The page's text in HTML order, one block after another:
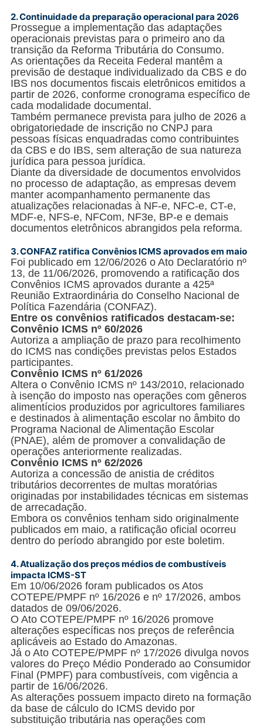
2.Continuidade da preparação operacional para 2026
Prossegue a implementação das adaptações
operacionais previstas para o primeiro ano da
transição da Reforma Tributária do Consumo.
As orientações da Receita Federal mantêm a
previsão de destaque individualizado da CBS e do
IBS nos documentos fiscais eletrônicos emitidos a
partir de 2026, conforme cronograma específico de
cada modalidade documental.
Também permanece prevista para julho de 2026 a
obrigatoriedade de inscrição no CNPJ para
pessoas físicas enquadradas como contribuintes
da CBS e do IBS, sem alteração de sua natureza
jurídica para pessoa jurídica.
Diante da diversidade de documentos envolvidos
no processo de adaptação, as empresas devem
manter acompanhamento permanente das
atualizações relacionadas à NF-e, NFC-e, CT-e,
MDF-e, NFS-e, NFCom, NF3e, BP-e e demais
documentos eletrônicos abrangidos pela reforma.
3.CONFAZ ratifica Convênios ICMS aprovados em maio
Foi publicado em 12/06/2026 o Ato Declaratório nº
13, de 11/06/2026, promovendo a ratificação dos
Convênios ICMS aprovados durante a 425ª
Reunião Extraordinária do Conselho Nacional de
Política Fazendária (CONFAZ).
Entre os convênios ratificados destacam-se:
Convênio ICMS nº 60/2026
Autoriza a ampliação de prazo para recolhimento
do ICMS nas condições previstas pelos Estados
participantes.
Convênio ICMS nº 61/2026
Altera o Convênio ICMS nº 143/2010, relacionado
à isenção do imposto nas operações com gêneros
alimentícios produzidos por agricultores familiares
e destinados à alimentação escolar no âmbito do
Programa Nacional de Alimentação Escolar
(PNAE), além de promover a convalidação de
operações anteriormente realizadas.
Convênio ICMS nº 62/2026
Autoriza a concessão de anistia de créditos
tributários decorrentes de multas moratórias
originadas por instabilidades técnicas em sistemas
de arrecadação.
Embora os convênios tenham sido originalmente
publicados em maio, a ratificação oficial ocorreu
dentro do período abrangido por este boletim.
4.Atualização dos preços médios de combustíveis
impacta ICMS-ST
Em 10/06/2026 foram publicados os Atos
COTEPE/PMPF nº 16/2026 e nº 17/2026, ambos
datados de 09/06/2026.
O Ato COTEPE/PMPF nº 16/2026 promove
alterações específicas nos preços de referência
aplicáveis ao Estado do Amazonas.
Já o Ato COTEPE/PMPF nº 17/2026 divulga novos
valores do Preço Médio Ponderado ao Consumidor
Final (PMPF) para combustíveis, com vigência a
partir de 16/06/2026.
As alterações possuem impacto direto na formação
da base de cálculo do ICMS devido por
substituição tributária nas operações com